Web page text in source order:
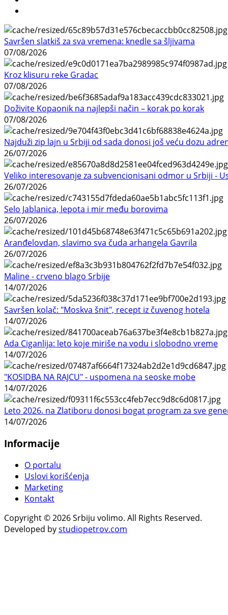
Savršen slatkiš za sva vremena: knedle sa šljivama
07/08/2026
Kroz klisuru reke Gradac
07/08/2026
Doživite Kopaonik na najlepši način – korak po korak
07/08/2026
Najduži zip lajn u Srbiji od sada donosi još veću dozu
26/07/2026
Veliko interesovanje za subvencionisani odmor u Srbiji -
26/07/2026
Selo Jablanica, lepota i mir među borovima
26/07/2026
Aranđelovdan, slavimo sva čuda arhangela Gavrila
26/07/2026
Maline - crveno blago Srbije
14/07/2026
Savršen kolač: "Moskva šnit", recept iz čuvenog hotela
14/07/2026
Ada Ciganlija: leto koje miriše na vodu i slobodno vreme
14/07/2026
"KOSIDBA NA RAJCU" - uspomena na seoske mobe
14/07/2026
Leto 2026. na Zlatiboru donosi bogat program za sve
14/07/2026
Informacije
O portalu
Uslovi korišćenja
Marketing
Kontakt
Copyright © 2026 Srbiju volimo. All Rights Reserved.
Developed bystudiopetrov.com